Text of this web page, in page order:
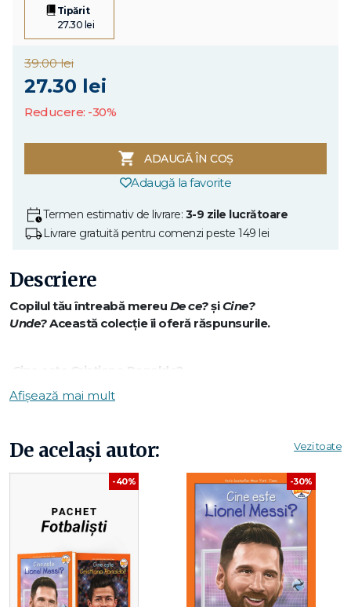
Tipărit
27.30 lei
39.00 lei
27.30 lei
Reducere: -30%
ADAUGĂ ÎN COȘ
Adaugă la favorite
Termen estimativ de livrare: 3-9 zile lucrătoare
Livrare gratuită pentru comenzi peste 149 lei
Descriere
Copilul tău întreabă mereu De ce?șiCine?
Unde?Această colecție îi oferă răspunsurile.
Cine este Cristiano Ronaldo?
Un star în ascensiune care a semnat cu Manchester
Unul dintre cei mai buni fotbaliști ai lumii
➤ Toate cele de mai sus!
Afișează mai mult
De același autor: Vezi toate
-40% -30%